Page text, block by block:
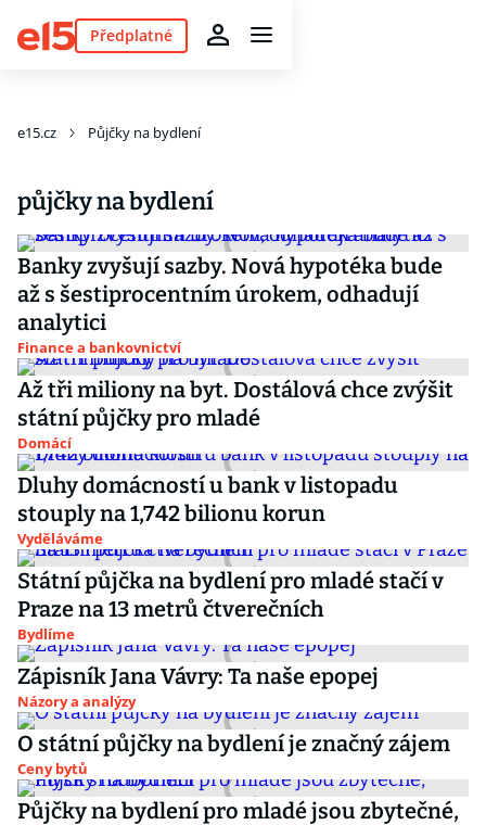
Předplatné
e15.cz Půjčky na bydlení
půjčky na bydlení
Banky zvyšují sazby. Nová hypotéka bude
až s šestiprocentním úrokem, odhadují
analytici
Finance a bankovnictví
Až tři miliony na byt. Dostálová chce zvýšit
státní půjčky pro mladé
Domácí
Dluhy domácností u bank v listopadu
stouply na 1,742 bilionu korun
Vyděláváme
Státní půjčka na bydlení pro mladé stačí v
Praze na 13 metrů čtverečních
Bydlíme
Zápisník Jana Vávry: Ta naše epopej
Názory a analýzy
O státní půjčky na bydlení je značný zájem
Ceny bytů
Půjčky na bydlení pro mladé jsou zbytečné,